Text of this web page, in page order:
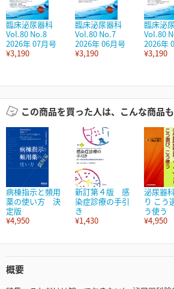
臨床泌尿器科
Vol.80 No.8
2026年 07月号
¥3,190
臨床泌尿器科
Vol.80 No.7
2026年 06月号
¥3,190
臨床泌
Vol.80
2026年
¥3,190
この商品を買った人は、こんな商品も
病棟指示と頻用
薬の使い方 決
定版
¥4,950
新訂第４版 感
染症診療の手引
き
¥1,430
泌尿器
り こう
う使う
¥4,950
概要